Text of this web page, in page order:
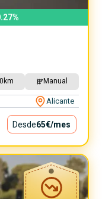
%
km Manual
Alicante
Desde65€/mes